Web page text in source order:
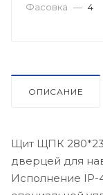
Фасовка — 4
ОПИСАНИЕ
Щит ЩПК
дверцей для
Исполнение IP-